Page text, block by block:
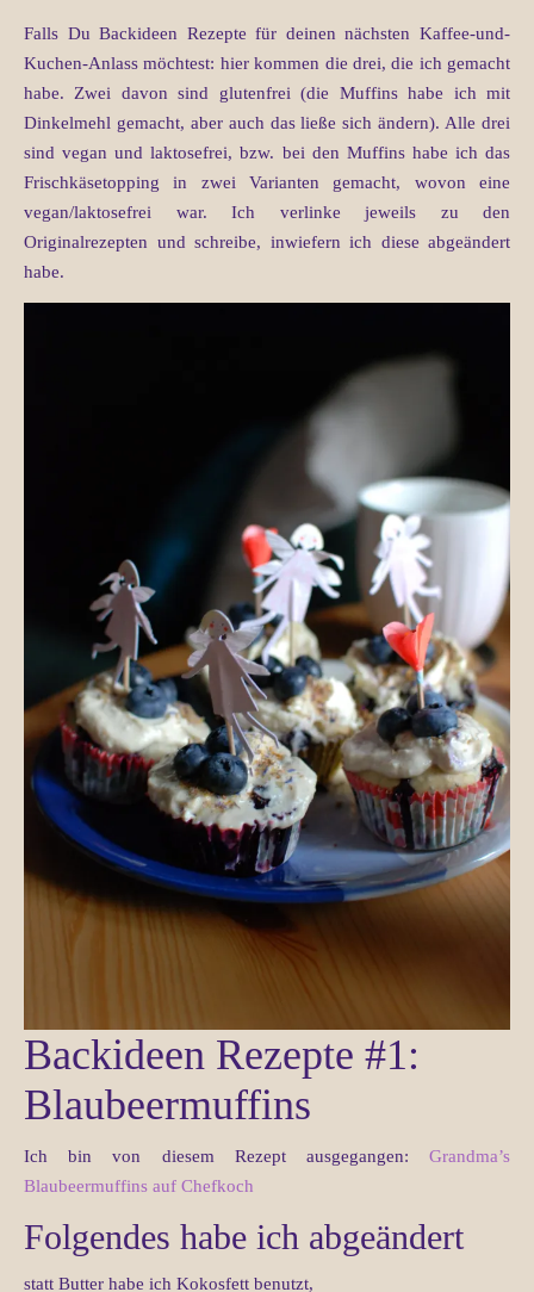
Falls Du Backideen Rezepte für deinen nächsten Kaffee-und-
Kuchen-Anlass möchtest: hier kommen die drei, die ich gemacht
habe. Zwei davon sind glutenfrei (die Muffins habe ich mit
Dinkelmehl gemacht, aber auch das ließe sich ändern). Alle drei
sind vegan und laktosefrei, bzw. bei den Muffins habe ich das
Frischkäsetopping in zwei Varianten gemacht, wovon eine
vegan/laktosefrei war. Ich verlinke jeweils zu den
Originalrezepten und schreibe, inwiefern ich diese abgeändert
habe.
Backideen Rezepte #1:
Blaubeermuffins
Ich bin von diesem Rezept ausgegangen: Grandma’s
Blaubeermuffins auf Chefkoch
Folgendes habe ich abgeändert
statt Butter habe ich Kokosfett benutzt,